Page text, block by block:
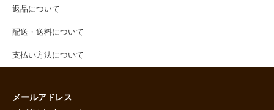
返品について
配送・送料について
支払い方法について
メールアドレス